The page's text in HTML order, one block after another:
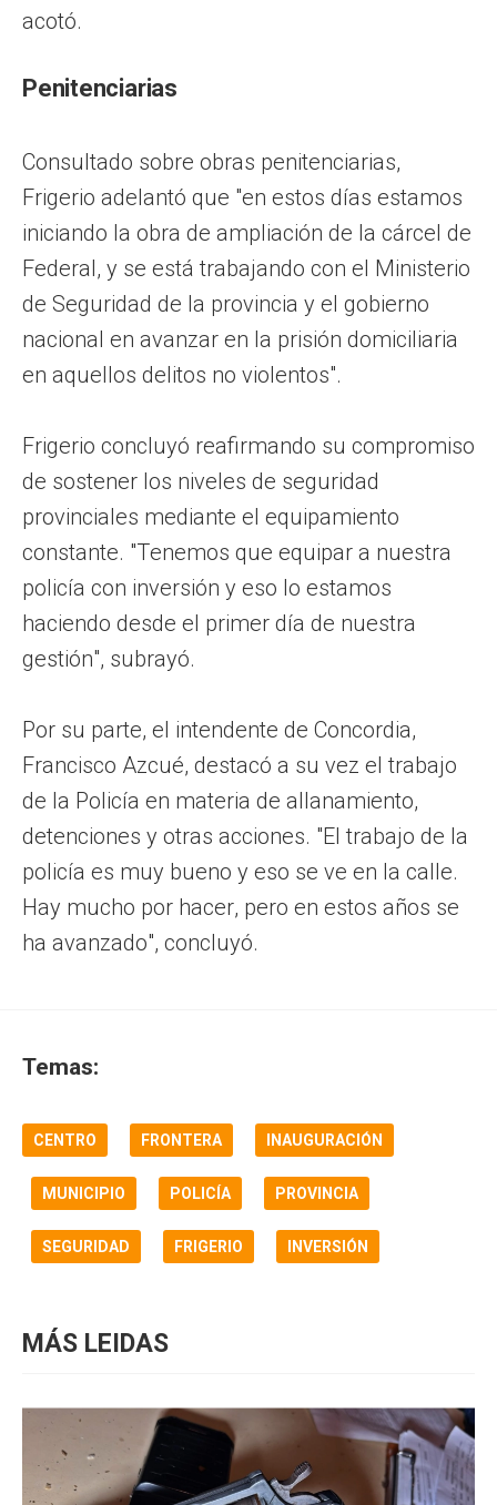
acotó.
Penitenciarias
Consultado sobre obras penitenciarias,
Frigerio adelantó que "en estos días estamos
iniciando la obra de ampliación de la cárcel de
Federal, y se está trabajando con el Ministerio
de Seguridad de la provincia y el gobierno
nacional en avanzar en la prisión domiciliaria
en aquellos delitos no violentos".
Frigerio concluyó reafirmando su compromiso
de sostener los niveles de seguridad
provinciales mediante el equipamiento
constante. "Tenemos que equipar a nuestra
policía con inversión y eso lo estamos
haciendo desde el primer día de nuestra
gestión", subrayó.
Por su parte, el intendente de Concordia,
Francisco Azcué, destacó a su vez el trabajo
de la Policía en materia de allanamiento,
detenciones y otras acciones. "El trabajo de la
policía es muy bueno y eso se ve en la calle.
Hay mucho por hacer, pero en estos años se
ha avanzado", concluyó.
Temas:
CENTRO FRONTERA INAUGURACIÓN
MUNICIPIO POLICÍA PROVINCIA
SEGURIDAD FRIGERIO INVERSIÓN
MÁS LEIDAS